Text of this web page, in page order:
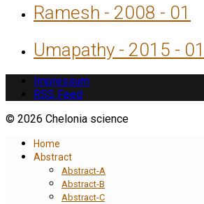
Ramesh - 2008 - 01
Umapathy - 2015 - 01
Impressum
RSS Feed
© 2026 Chelonia science
Home
Abstract
Abstract-A
Abstract-B
Abstract-C